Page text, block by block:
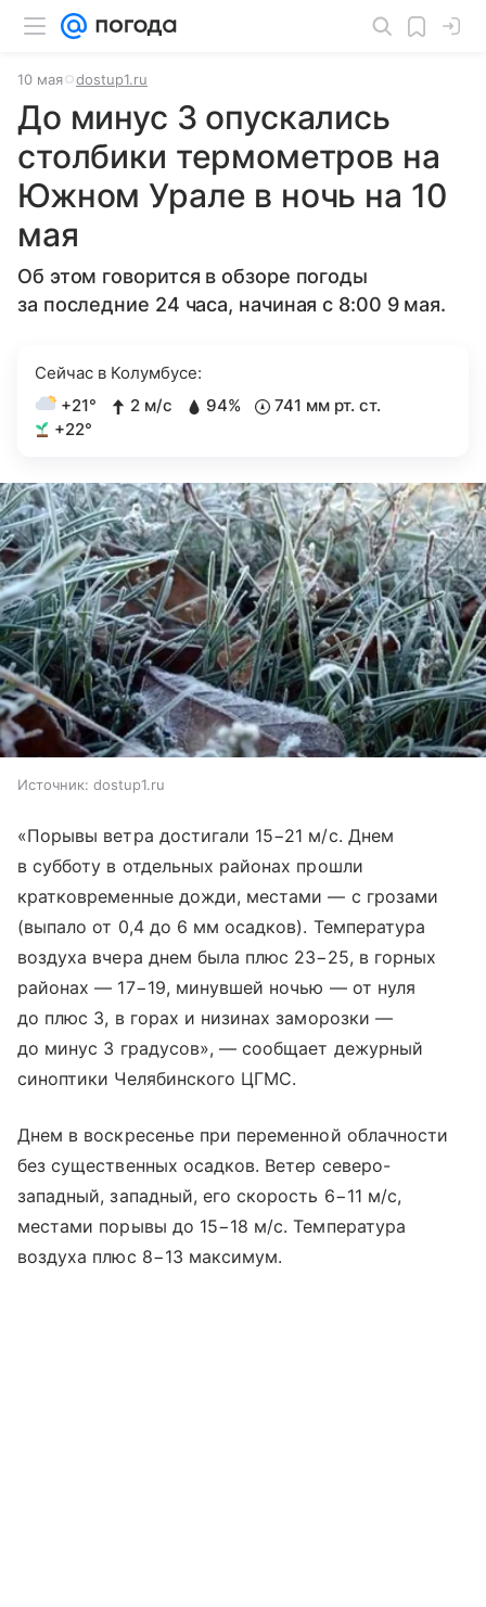
10 мая dostup1.ru
До минус 3 опускались
столбики термометров на
Южном Урале в ночь на 10
мая
Об этом говорится в обзоре погоды
за последние 24 часа, начиная с 8:00 9 мая.
Сейчас в Колумбусе:
+21°
2 м/с 94%
741 мм рт. ст.
+22°
Источник: dostup1.ru
«Порывы ветра достигали 15−21 м/с. Днем
в субботу в отдельных районах прошли
кратковременные дожди, местами — с грозами
(выпало от 0,4 до 6 мм осадков). Температура
воздуха вчера днем была плюс 23−25, в горных
районах — 17−19, минувшей ночью — от нуля
до плюс 3, в горах и низинах заморозки —
до минус 3 градусов», — сообщает дежурный
синоптики Челябинского ЦГМС.
Днем в воскресенье при переменной облачности
без существенных осадков. Ветер северо-
западный, западный, его скорость 6−11 м/с,
местами порывы до 15−18 м/с. Температура
воздуха плюс 8−13 максимум.